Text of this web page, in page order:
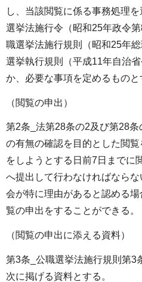
し、当該閲覧に係る事務処理
選挙法施行令（昭和25年政令
職選挙法施行規則（昭和25年
選挙執行規則（平成11年自治
か、必要な事項を定めるものと
（閲覧の申出）
第2条_法第28条の2及び第28
の有無の確認を目的とした閲
をしようとする日前7日までに
へ提出して行わなければなら
会が特に理由があると認める
覧の申出をすることができる。
（閲覧の申出に添える資料）
第3条_公職選挙法施行規則第3
次に掲げる資料とする。